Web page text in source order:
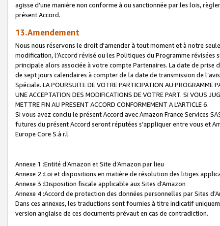
agisse d’une manière non conforme à ou sanctionnée par les lois,
présent Accord.
13.Amendement
Nous nous réservons le droit d'amender à tout moment et à notre
modification, l’Accord révisé ou les Politiques du Programme
principale alors associée à votre compte Partenaires. La date de
de sept jours calendaires à compter de la date de transmission de
Spéciale. LA POURSUITE DE VOTRE PARTICIPATION AU PROGRAMME
UNE ACCEPTATION DES MODIFICATIONS DE VOTRE PART. SI VOUS
METTRE FIN AU PRESENT ACCORD CONFORMEMENT A L’ARTICLE 6.
Si vous avez conclu le présent Accord avec Amazon France Services
futures du présent Accord seront réputées s’appliquer entre vous et
Europe Core S.à r.l.
Annexe 1 :Entité d’Amazon et Site d’Amazon par lieu
Annexe 2 :Loi et dispositions en matière de résolution des litiges
Annexe 3 :Disposition fiscale applicable aux Sites d’Amazon
Annexe 4 :Accord de protection des données personnelles par Sites
Dans ces annexes, les traductions sont fournies à titre indicatif
version anglaise de ces documents prévaut en cas de contradiction.